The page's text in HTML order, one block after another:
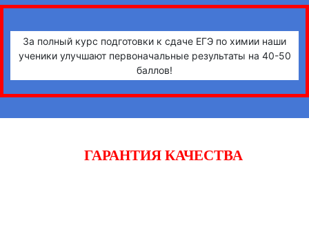
За полный курс подготовки к сдаче ЕГЭ по химии наши
ученики улучшают первоначальные результаты на 40-50
баллов!
ГАРАНТИЯ КАЧЕСТВА